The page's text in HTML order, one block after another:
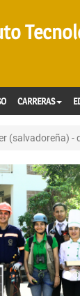
CARRERAS
(salvadoreña) -